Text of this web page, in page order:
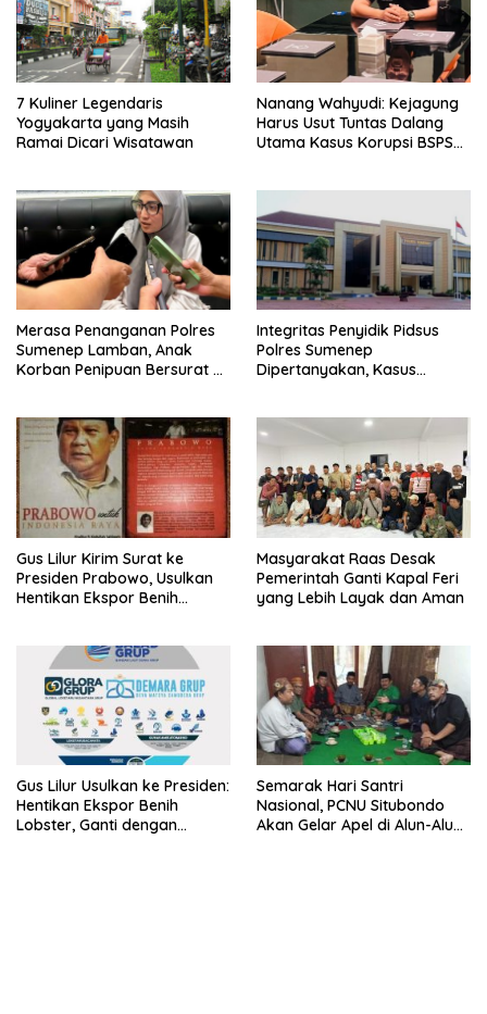
7 Kuliner Legendaris
Yogyakarta yang Masih
Ramai Dicari Wisatawan
Nanang Wahyudi: Kejagung
Harus Usut Tuntas Dalang
Utama Kasus Korupsi BSPS
Merasa Penanganan Polres
Sumenep Lamban, Anak
Korban Penipuan Bersurat ke
Integritas Penyidik Pidsus
Polres Sumenep
Dipertanyakan, Kasus
Kepastian
Gus Lilur Kirim Surat ke
Presiden Prabowo, Usulkan
Hentikan Ekspor Benih
Masyarakat Raas Desak
Pemerintah Ganti Kapal Feri
yang Lebih Layak dan Aman
Gus Lilur Usulkan ke Presiden:
Hentikan Ekspor Benih
Lobster, Ganti dengan
Semarak Hari Santri
Nasional, PCNU Situbondo
Akan Gelar Apel di Alun-Alun